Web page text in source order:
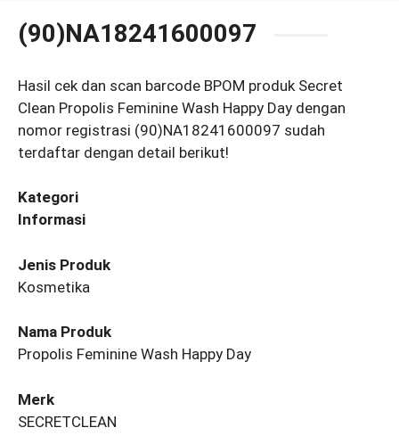
(90)NA18241600097
Hasil cek dan scan barcode BPOM produk Secret
Clean Propolis Feminine Wash Happy Day dengan
nomor registrasi (90)NA18241600097 sudah
terdaftar dengan detail berikut!
Kategori
Informasi
Jenis Produk
Kosmetika
Nama Produk
Propolis Feminine Wash Happy Day
Merk
SECRETCLEAN